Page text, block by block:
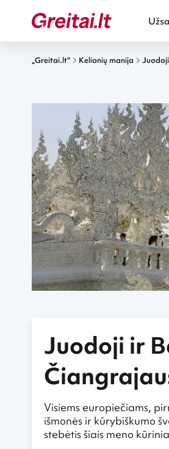
„Greitai.lt“ Kelionių manija
Juodoji ir
Visiems europiečiams,
išmonės ir kūrybiškumo
stebėtis šiais meno